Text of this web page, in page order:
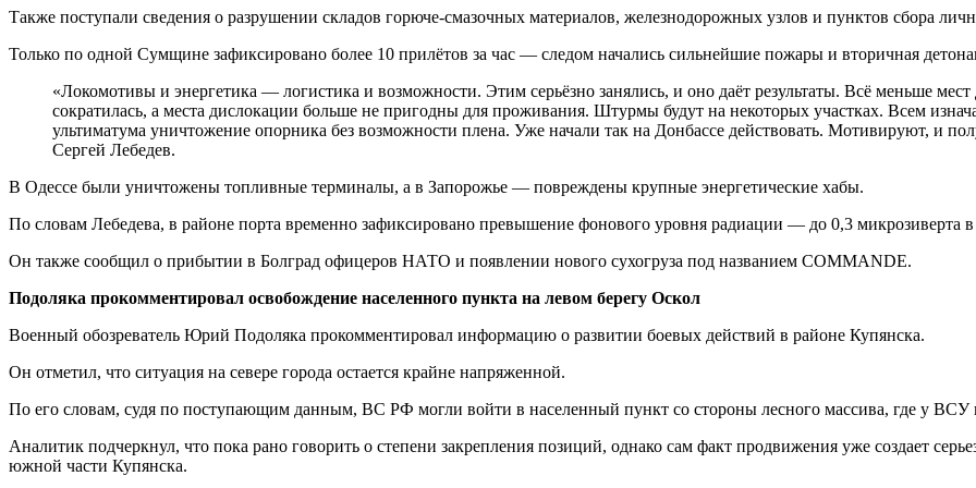
Также поступали сведения о разрушении складов горюче-смазочных материалов, железнодорожных узлов и пунктов сбора
Только по одной Сумщине зафиксировано более 10 прилётов за час — следом начались сильнейшие пожары и вторичная
«Локомотивы и энергетика — логистика и возможности. Этим серьёзно занялись, и оно даёт результаты. Всё меньше
сократилась, а места дислокации больше не пригодны для проживания. Штурмы будут на некоторых участках. Всем
ультиматума уничтожение опорника без возможности плена. Уже начали так на Донбассе действовать. Мотивируют, и
Сергей Лебедев.
В Одессе были уничтожены топливные терминалы, а в Запорожье — повреждены крупные энергетические хабы.
По словам Лебедева, в районе порта временно зафиксировано превышение фонового уровня радиации — до 0,3 микрозиверта
Он также сообщил о прибытии в Болград офицеров НАТО и появлении нового сухогруза под названием COMMANDE.
Подоляка прокомментировал освобождение населенного пункта на левом берегу Оскол
Военный обозреватель Юрий Подоляка прокомментировал информацию о развитии боевых действий в районе Купянска.
Он отметил, что ситуация на севере города остается крайне напряженной.
По его словам, судя по поступающим данным, ВС РФ могли войти в населенный пункт со стороны лесного массива, где у ВСУ
Аналитик подчеркнул, что пока рано говорить о степени закрепления позиций, однако сам факт продвижения уже создает
южной части Купянска.